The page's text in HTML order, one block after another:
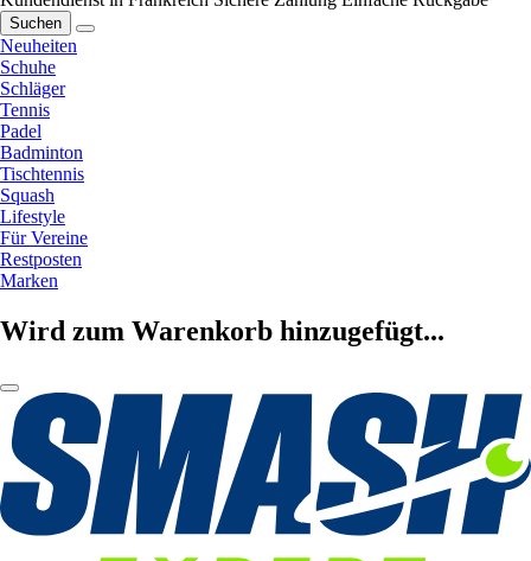
Suchen
Neuheiten
Schuhe
Schläger
Tennis
Padel
Badminton
Tischtennis
Squash
Lifestyle
Für Vereine
Restposten
Marken
Wird zum Warenkorb hinzugefügt...